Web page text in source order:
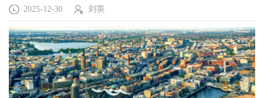
+贸易”的新格局。
2025-12-30 刘英